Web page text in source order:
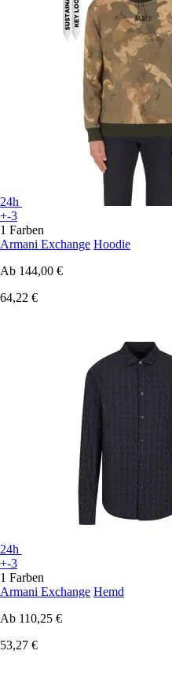
24h
+-3
1 Farben
Armani Exchange Hoodie
Ab 144,00 €
64,22 €
24h
+-3
1 Farben
Armani Exchange Hemd
Ab 110,25 €
53,27 €